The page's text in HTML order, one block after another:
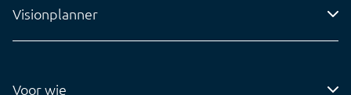
Visionplanner
Voor wie